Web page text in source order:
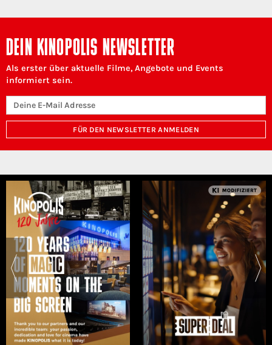
DEIN KINOPOLIS NEWSLETTER
Als erster über aktuelle Filme, Angebote und Events
informiert sein.
FÜR DEN NEWSLETTER ANMELDEN